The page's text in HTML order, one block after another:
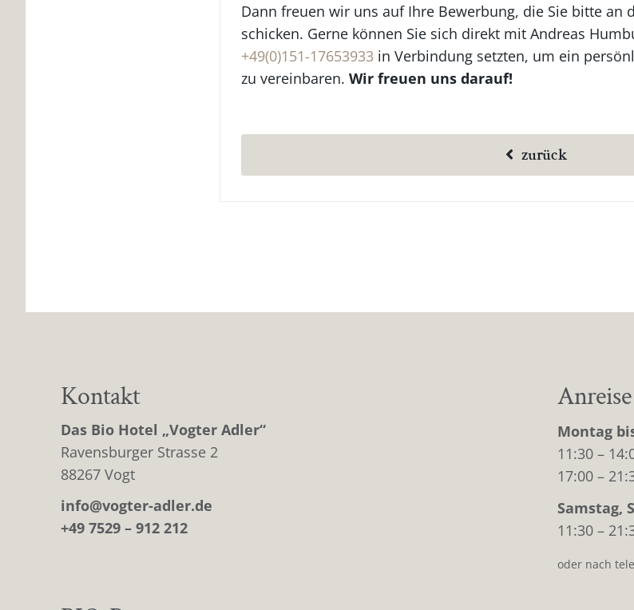
Dann freuen wir uns auf Ihre Bewerbung, die Sie bitte an
schicken. Gerne können Sie sich direkt mit Andreas
+49(0)151-17653933 in Verbindung setzten, um ein
zu vereinbaren.Wir freuen uns darauf!
zurück
Kontakt
Das Bio Hotel „Vogter Adler“
Ravensburger Strasse 2
88267 Vogt
info@vogter-adler.de
+49 7529 – 912 212
Anreise
Montag
11:30 –
17:00 –
Samstag,
11:30 –
oder nach